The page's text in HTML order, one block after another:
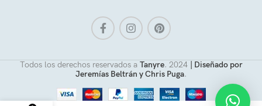
Todos los derechos reservados a Tanyre. 2024
| Diseñado por
Jeremías Beltrán y Chris Puga.